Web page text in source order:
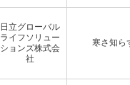
日立グローバル
ライフソリュー
ションズ株式会
社
寒さ知ら